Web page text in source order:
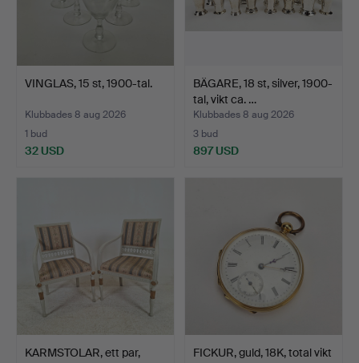
VINGLAS, 15 st, 1900-tal.
Klubbades 8 aug 2026
1 bud
32 USD
BÄGARE, 18 st, silver, 1900-
tal, vikt ca. …
Klubbades 8 aug 2026
3 bud
897 USD
KARMSTOLAR, ett par,
FICKUR, guld, 18K, total vikt